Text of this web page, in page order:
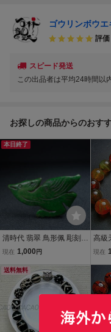
ゴウリンボウエ
評価
スピード発送
この出品者は平均24時間以
お探しの商品からのおす
本日終了
清時代 翡翠 鳥形佩 彫刻鳥
紋 古玉掛飾 骨董 装身具
飾品 中国古美術 古董品 旧
家蔵出し XD00121
現在 1,000 円
高級
瑪
現在
送料無料